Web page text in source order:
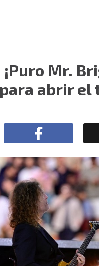
¡Puro Mr.
para abrir el